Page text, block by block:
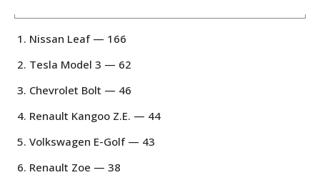
Nissan Leaf — 166
Tesla Model 3 — 62
Chevrolet Bolt — 46
Renault Kangoo Z.E. — 44
Volkswagen E-Golf — 43
Renault Zoe — 38